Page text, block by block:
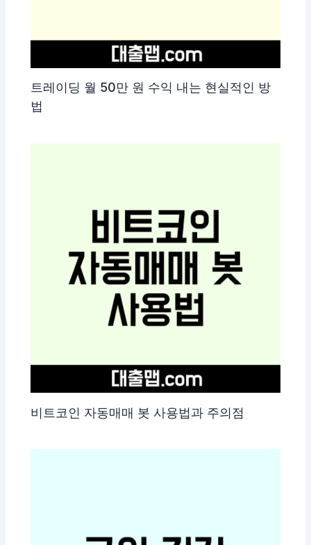
트레이딩 월 50만 원 수익 내는 현실적인 방
법
비트코인 자동매매 봇 사용법과 주의점